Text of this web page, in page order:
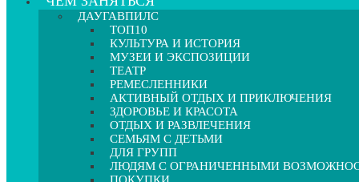
ДАУГАВПИЛС
ТОП10
КУЛЬТУРА И ИСТОРИЯ
МУЗЕИ И ЭКСПОЗИЦИИ
ТЕАТР
РЕМЕСЛЕННИКИ
АКТИВНЫЙ ОТДЫХ И ПРИКЛЮЧЕНИЯ
ЗДОРОВЬЕ И КРАСОТА
ОТДЫХ И РАЗВЛЕЧЕНИЯ
СЕМЬЯМ С ДЕТЬМИ
ДЛЯ ГРУПП
ЛЮДЯМ С ОГРАНИЧЕННЫМИ